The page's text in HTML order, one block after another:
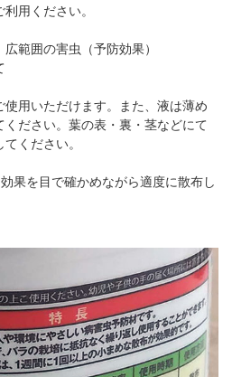
用ください。
範囲の害虫（予防効果）
用いただけます。また、液は薄め
ださい。葉の表・裏・茎などにて
ください。
果を目で確かめながら適度に散布し